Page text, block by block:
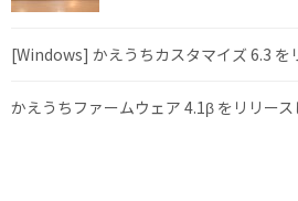
[Windows] かえうちカスタマイズ 6.3 を
かえうちファームウェア 4.1β をリリー